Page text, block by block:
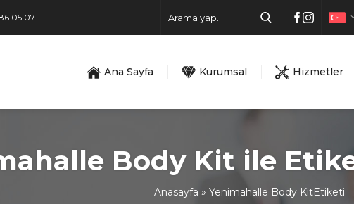
05 07
Ana Sayfa Kurumsal Hizmetler
Body Kit ile
Anasayfa » Yenimahalle Body KitEtiketi